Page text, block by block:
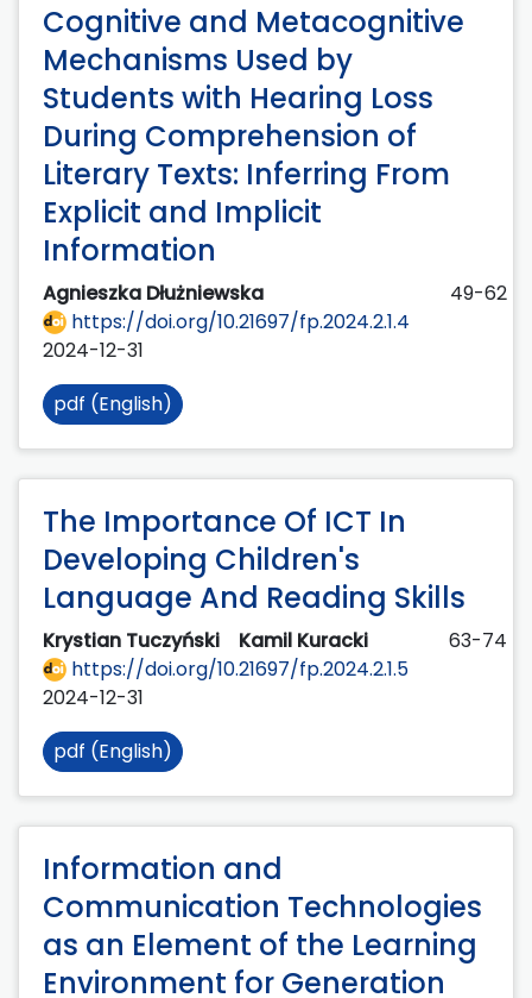
Cognitive and Metacognitive
Mechanisms Used by
Students with Hearing Loss
During Comprehension of
Literary Texts: Inferring From
Explicit and Implicit
Information
Agnieszka Dłużniewska
49-62
https://doi.org/10.21697/fp.2024.2.1.4
2024-12-31
pdf (English)
The Importance Of ICT In
Developing Children's
Language And Reading Skills
Krystian Tuczyński Kamil Kuracki
63-74
https://doi.org/10.21697/fp.2024.2.1.5
2024-12-31
pdf (English)
Information and
Communication Technologies
as an Element of the Learning
Environment for Generation